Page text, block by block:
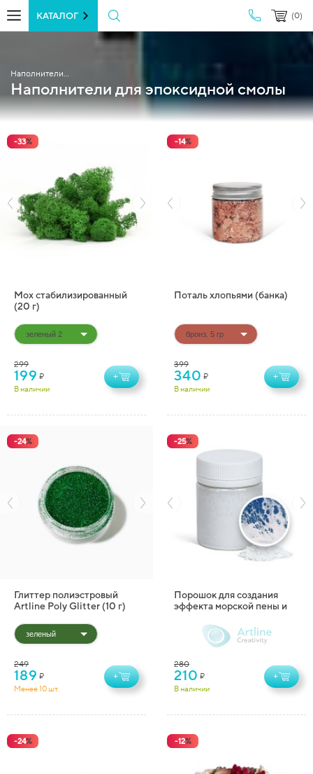
КАТАЛОГ (0)
Наполнители...
Наполнители для эпоксидной смолы
-33%
Мох стабилизированный
(20 г)
299
199 ₽
В наличии
+
-14%
Поталь хлопьями (банка)
399
340 ₽
В наличии
+
-24%
Глиттер полиэстровый
Artline Poly Glitter (10 г)
249
189 ₽
Менее 10 шт.
+
-25%
Порошок для создания
эффекта морской пены и
280
210 ₽
В наличии
+
-24% -12%